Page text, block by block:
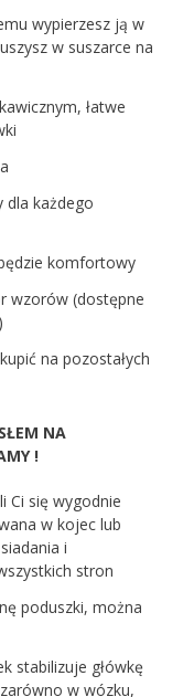
wypierzesz ją w
w suszarce na
łatwe
dla każdego
komfortowy
wzorów (dostępne
na pozostałych
NA
!
Ci się wygodnie
w kojec lub
i
stron
poduszki, można
stabilizuje główkę
w wózku,